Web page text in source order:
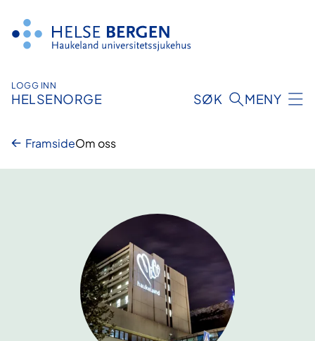
innhald
LOGG INN
HELSENORGE SØK MENY
FramsideOm oss